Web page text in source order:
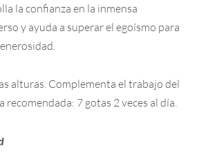
la confianza en la inmensa
y ayuda a superar el egoísmo para
alturas. Complementa el trabajo del
recomendada: 7 gotas 2 veces al día.